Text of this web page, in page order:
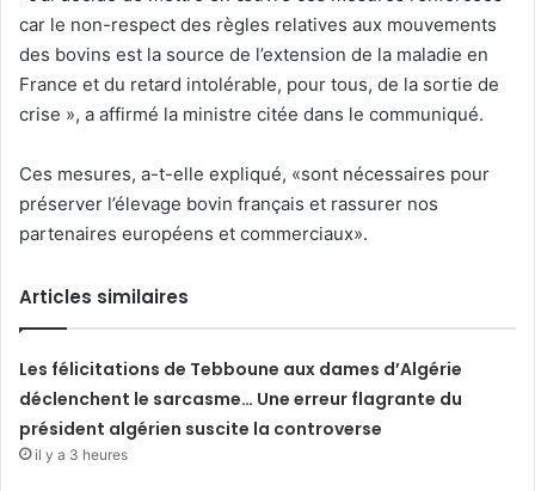
car le non-respect des règles relatives aux mouvements
des bovins est la source de l’extension de la maladie en
France et du retard intolérable, pour tous, de la sortie de
crise », a affirmé la ministre citée dans le communiqué.
Ces mesures, a-t-elle expliqué, «sont nécessaires pour
préserver l’élevage bovin français et rassurer nos
partenaires européens et commerciaux».
Articles similaires
Les félicitations de Tebboune aux dames d’Algérie
déclenchent le sarcasme… Une erreur flagrante du
président algérien suscite la controverse
il y a 3 heures